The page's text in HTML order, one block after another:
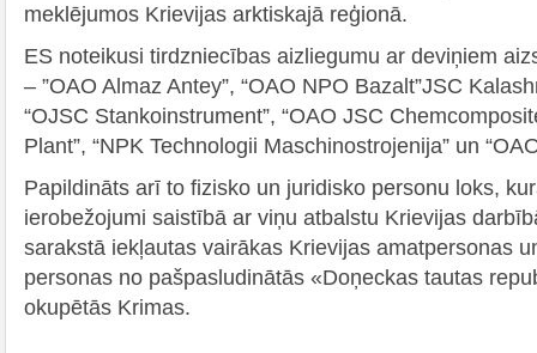
meklējumos Krievijas arktiskajā reģionā.
ES noteikusi tirdzniecības aizliegumu ar deviņiem
– ”OAO Almaz Antey”, “OAO NPO Bazalt”JSC
“OJSC Stankoinstrument”, “OAO JSC
Plant”, “NPK Technologii Maschinostrojenija” un
Papildināts arī to fizisko un juridisko personu loks,
ierobežojumi saistībā ar viņu atbalstu Krievijas
sarakstā iekļautas vairākas Krievijas amatpersonas
personas no pašpasludinātās «Doņeckas tautas
okupētās Krimas.